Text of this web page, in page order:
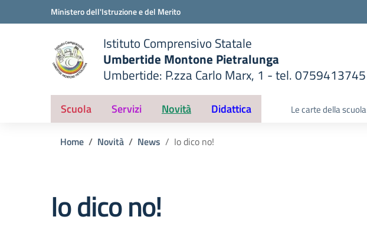
Vai ai contenuti
Vai al menu di navigazioneMinistero dell'Istruzione e del Merito
scuola
Istituto Comprensivo Statale
Umbertide Montone Pietralunga
Umbertide: P.zza Carlo Marx, 1 - tel. 0759413745
— Visita la pagina iniziale della scuola
Scuola Servizi Novità Didattica Le carte della scuola
Home Novità News Io dico no!
Io dico no!